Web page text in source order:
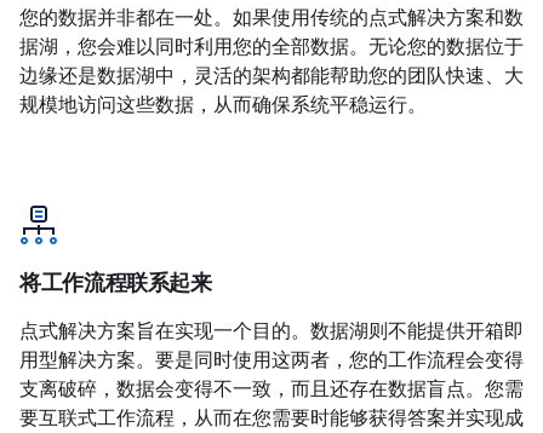
您的数据并非都在一处。如果使用传统的点式解决方案和数
据湖，您会难以同时利用您的全部数据。无论您的数据位于
边缘还是数据湖中，灵活的架构都能帮助您的团队快速、大
规模地访问这些数据，从而确保系统平稳运行。
将工作流程联系起来
点式解决方案旨在实现一个目的。数据湖则不能提供开箱即
用型解决方案。要是同时使用这两者，您的工作流程会变得
支离破碎，数据会变得不一致，而且还存在数据盲点。您需
要互联式工作流程，从而在您需要时能够获得答案并实现成